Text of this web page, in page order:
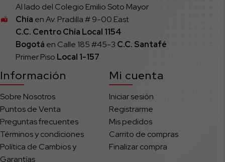
Al lado del Colegio Emilio Soto Mayor
Chía en Av. Pradilla # 9-00 East
C.C. Centro Chía Local 1154
Bogotá en Calle 185 #45-3 C.C. Santafé
Primer Piso Local 1-157
Información
Sobre Nosotros
Puntos de Venta
Preguntas frecuentes
Términos y condiciones
Política de Cambios y
Garantías
Mi cuenta
Iniciar sesión
Registrarme
Mis pedidos
Carrito de compras
Finalizar compra